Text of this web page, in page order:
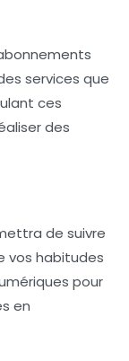
services que
ces
des
de suivre
vos habitudes
pour
en